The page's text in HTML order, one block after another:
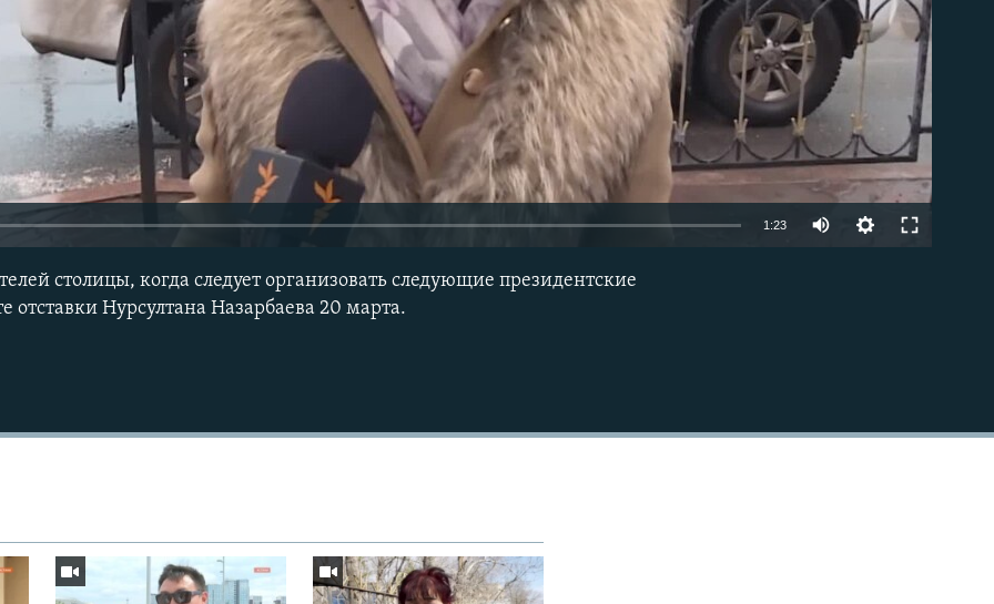
1:23
столицы, когда следует организовать следующие президентские
отставки Нурсултана Назарбаева 20 марта.